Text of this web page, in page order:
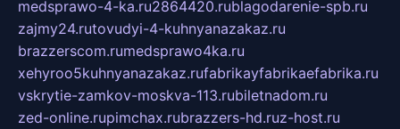
medsprawo-4-ka.ru2864420.rublagodarenie-spb.ru
zajmy24.rutovudyi-4-kuhnyanazakaz.ru
brazzerscom.rumedsprawo4ka.ru
xehyroo5kuhnyanazakaz.rufabrikayfabrikaefabrika.ru
vskrytie-zamkov-moskva-113.rubiletnadom.ru
zed-online.rupimchax.rubrazzers-hd.ruz-host.ru